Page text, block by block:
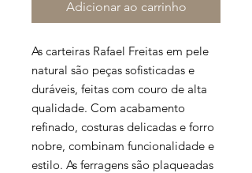
Adicionar ao carrinho
As carteiras Rafael Freitas em pele
natural são peças sofisticadas e
duráveis, feitas com couro de alta
qualidade. Com acabamento
refinado, costuras delicadas e forro
nobre, combinam funcionalidade e
estilo. As ferragens são plaqueadas